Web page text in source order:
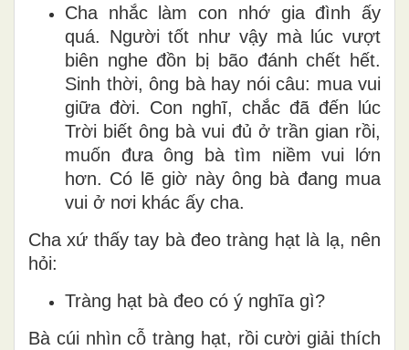
Cha nhắc làm con nhớ gia đình ấy
quá. Người tốt như vậy mà lúc vượt
biên nghe đồn bị bão đánh chết hết.
Sinh thời, ông bà hay nói câu: mua vui
giữa đời. Con nghĩ, chắc đã đến lúc
Trời biết ông bà vui đủ ở trần gian rồi,
muốn đưa ông bà tìm niềm vui lớn
hơn. Có lẽ giờ này ông bà đang mua
vui ở nơi khác ấy cha.
Cha xứ thấy tay bà đeo tràng hạt là lạ, nên
hỏi:
Tràng hạt bà đeo có ý nghĩa gì?
Bà cúi nhìn cỗ tràng hạt, rồi cười giải thích